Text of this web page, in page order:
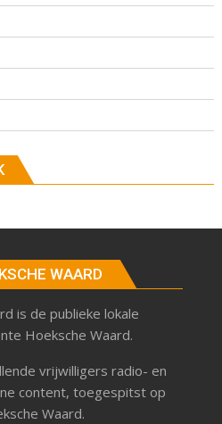
WAARD
is de publieke lokale
Hoeksche Waard.
vrijwilligers radio- en
content, toegespitst op
Waard.